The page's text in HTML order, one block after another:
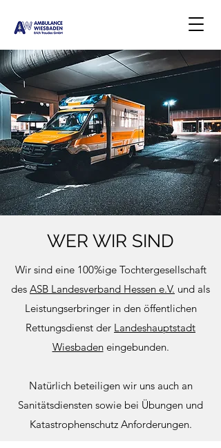
WER WIR SIND
Wir sind eine 100%ige Tochtergesellschaft
des ASB Landesverband Hessen e.V. und als
Leistungserbringer in den öffentlichen
Rettungsdienst der Landeshauptstadt
Wiesbadeneingebunden.
Natürlich beteiligen wir uns auch an
Sanitätsdiensten sowie bei Übungen und
Katastrophenschutz Anforderungen.